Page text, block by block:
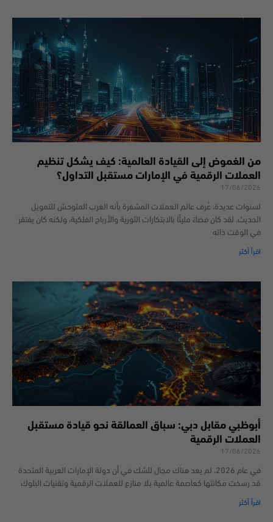
من الغموض إلى القيادة العالمية: كيف يشكل تنظيم
العملات الرقمية في الإمارات مستقبل التداول؟
17/06/2026
لسنوات عديدة، عُرف عالم العملات المشفرة بأنه الغرب المتوحش للتمويل
الحديث. لقد كان فضاءً مليئًا بالابتكارات الثورية والأرباح الفلكية، ولكنه كان يفتقر
في الوقت ذاته
اقرأ أكثر
أبوظبي مقابل دبي: سباق العمالقة نحو قيادة مستقبل
العملات الرقمية
17/06/2026
في عام 2026، لم يعد هناك مجال للشك في أن دولة الإمارات العربية المتحدة
قد رسخت مكانتها كعاصمة عالمية بلا منازع للعملات الرقمية وتقنيات البلوك
اقرأ أكثر